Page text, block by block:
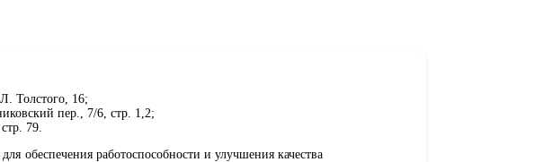
Толстого, 16;
пер., 7/6, стр. 1,2;
79.
обеспечения работоспособности и улучшения качества